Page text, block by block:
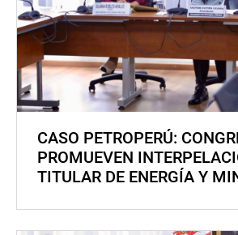
CASO PETROPERÚ:
PROMUEVEN
TITULAR DE ENERGÍA Y